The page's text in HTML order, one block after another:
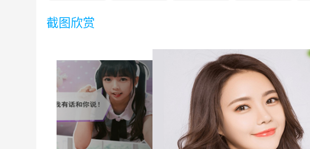
截图欣赏